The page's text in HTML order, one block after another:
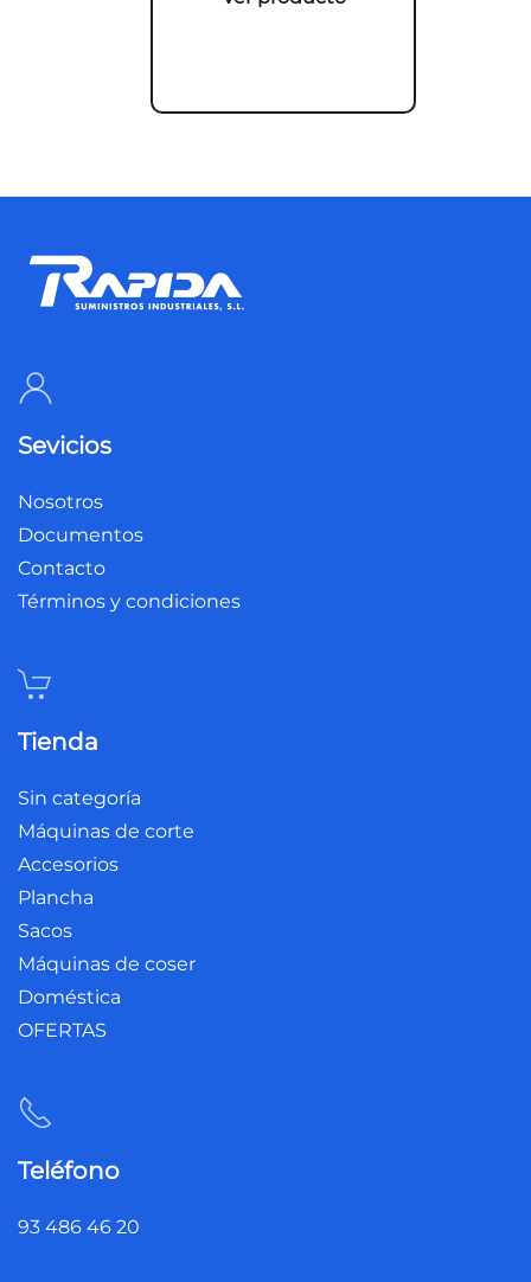
Sevicios
Nosotros
Documentos
Contacto
Términos y condiciones
Tienda
Sin categoría
Máquinas de corte
Accesorios
Plancha
Sacos
Máquinas de coser
Doméstica
OFERTAS
Teléfono
93 486 46 20